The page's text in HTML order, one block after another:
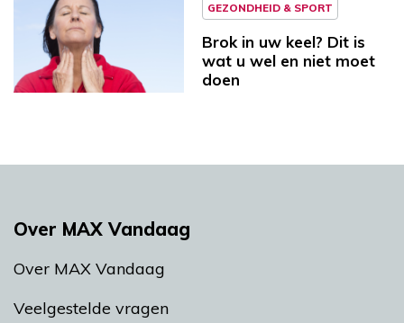
GEZONDHEID & SPORT
Brok in uw keel? Dit is
wat u wel en niet moet
doen
Over MAX Vandaag
Over MAX Vandaag
Veelgestelde vragen